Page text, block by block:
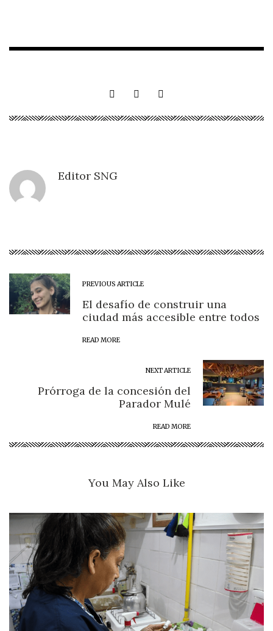
Editor SNG
PREVIOUS ARTICLE
El desafío de construir una
ciudad más accesible entre todos
READ MORE
NEXT ARTICLE
Prórroga de la concesión del
Parador Mulé
READ MORE
You May Also Like